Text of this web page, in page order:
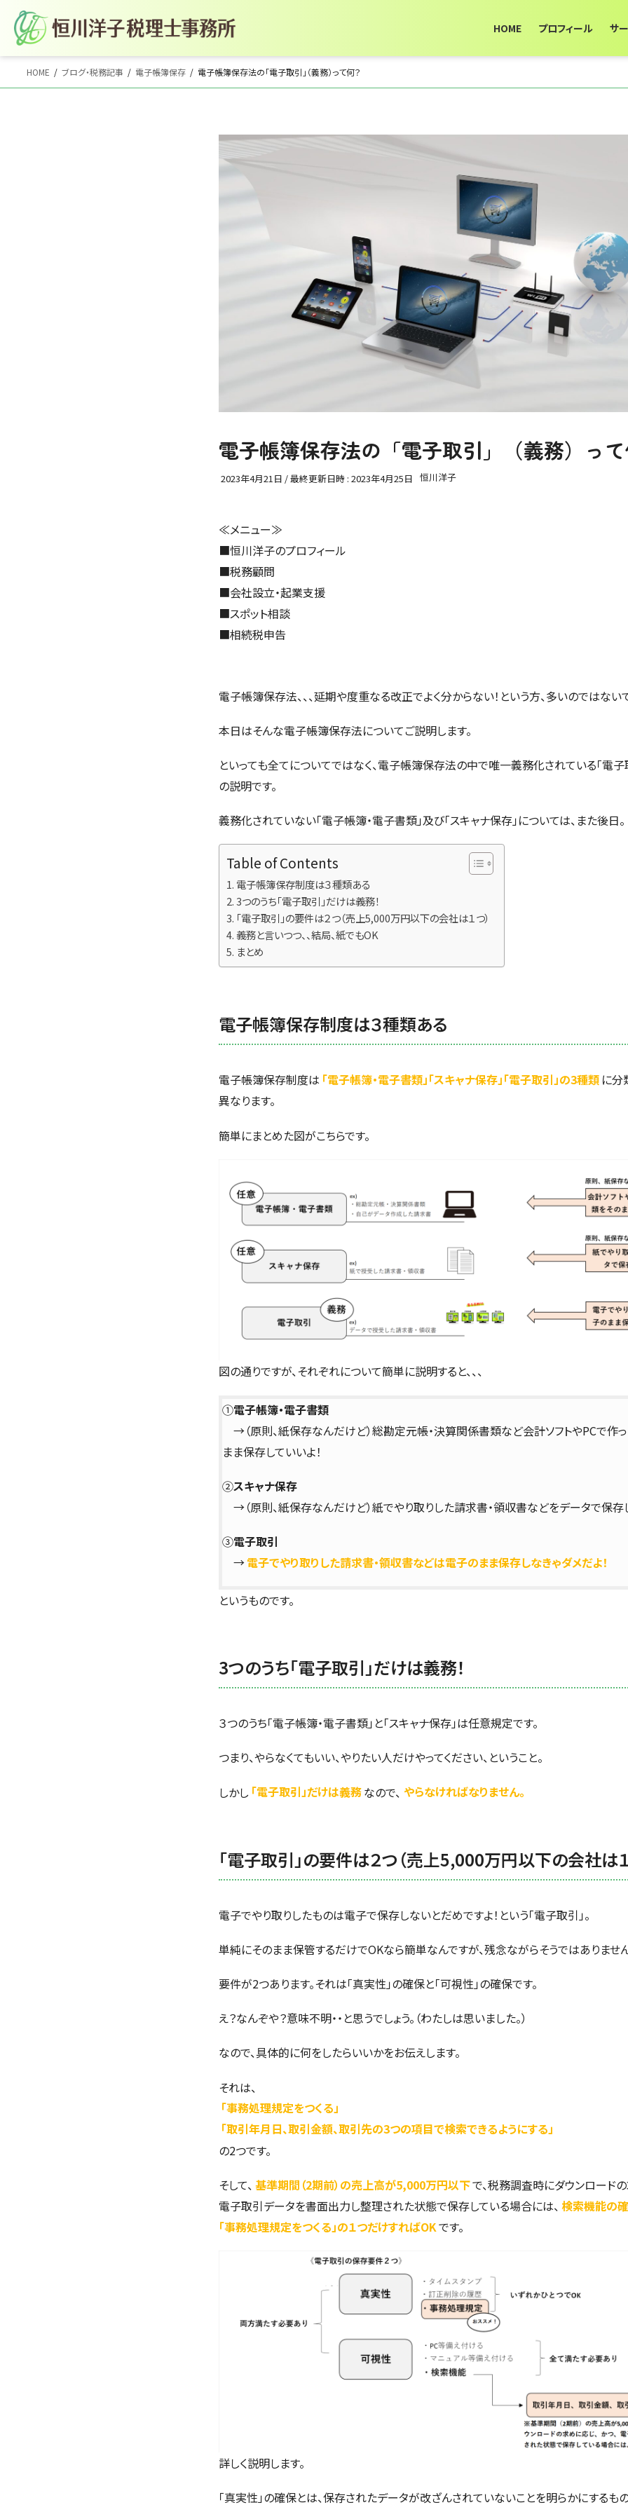
ン
ビ
HOME プロフィール サ
HOME ブログ・税務記事 電子帳簿保存 電子帳簿保存法の「電子取引」（義務）って何？
電子帳簿保存法の「電子取引」（義務）っ
2023年4月21日 / 最終更新日時 : 2023年4月25日 恒川洋子
≪メニュー≫
■恒川洋子のプロフィール
■税務顧問
■会社設立・起業支援
■スポット相談
■相続税申告
電子帳簿保存法、、、延期や度重なる改正でよく分からない！という方、多いのではない
本日はそんな電子帳簿保存法についてご説明します。
といっても全てについてではなく、電子帳簿保存法の中で唯一義務化されている「電
の説明です。
義務化されていない「電子帳簿・電子書類」及び「スキャナ保存」については、また後日。
Table of Contents
電子帳簿保存制度は３種類ある
3つのうち「電子取引」だけは義務！
「電子取引」の要件は２つ（売上5,000万円以下の会社は１つ）
義務と言いつつ、、結局、紙でもOK
まとめ
電子帳簿保存制度は３種類ある
電子帳簿保存制度は 「電子帳簿・電子書類」「スキャナ保存」「電子取引」の3種類 に分
異なります。
簡単にまとめた図がこちらです。
図の通りですが、それぞれについて簡単に説明すると、、、
①電子帳簿・電子書類
→（原則、紙保存なんだけど）総勘定元帳・決算関係書類など会計ソフトやPCで作
まま保存していいよ！
②スキャナ保存
→（原則、紙保存なんだけど）紙でやり取りした請求書・領収書などをデータで保存
③電子取引
→電子でやり取りした請求書・領収書などは電子のまま保存しなきゃダメだよ！
というものです。
3つのうち「電子取引」だけは義務！
３つのうち「電子帳簿・電子書類」と「スキャナ保存」は任意規定です。
つまり、やらなくてもいい、やりたい人だけやってください、ということ。
しかし 「電子取引」だけは義務なので、 やらなければなりません。
「電子取引」の要件は２つ（売上5,000万円以下の会社は
電子でやり取りしたものは電子で保存しないとだめですよ！という「電子取引」。
単純にそのまま保管するだけでOKなら簡単なんですが、残念ながらそうではありませ
要件が2つあります。それは「真実性」の確保と「可視性」の確保です。
え？なんぞや？意味不明・・と思うでしょう。（わたしは思いました。）
なので、具体的に何をしたらいいかをお伝えします。
それは、
「事務処理規定をつくる」
「取引年月日、取引金額、取引先の3つの項目で検索できるようにする」
の2つです。
そして、 基準期間（2期前）の売上高が5,000万円以下で、税務調査時にダウンロードの
電子取引データを書面出力し整理された状態で保存している場合には、 検索機能の
「事務処理規定をつくる」の１つだけすればOKです。
詳しく説明します。
「真実性」の確保とは、保存されたデータが改ざんされていないことを明らかにするもの